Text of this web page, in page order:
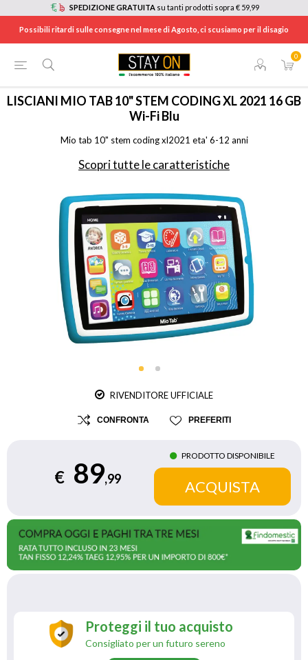
SPEDIZIONE GRATUITA su tanti prodotti sopra € 59,99
Possibili ritardi sulle consegne nel mese di Agosto, ci scusiamo per il disagio
0
/ GIOCATTOLI / ALTRI GIOCATTOLI
LISCIANI MIO TAB 10" STEM CODING XL 2021 16 GB
Wi-Fi Blu
Mio tab 10" stem coding xl2021 eta' 6-12 anni
Scopri tutte le caratteristiche
RIVENDITORE UFFICIALE
CONFRONTA PREFERITI
€ 89,99
PRODOTTO DISPONIBILE
Proteggi il tuo acquisto
Consigliato per un futuro sereno